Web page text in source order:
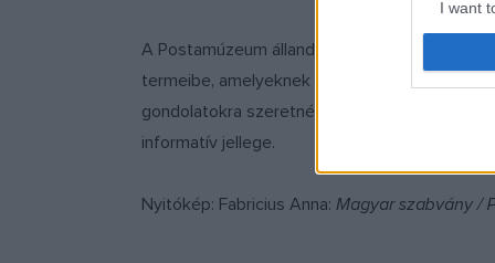
I want
I want
A Postamúzeum állandó kiállításának
termeibe, amelyeknek más kontextusban
gondolatokra szeretnék figyelmet irányítani,
informatív jellege.
Nyitókép: Fabricius Anna: Magyar szabvány /